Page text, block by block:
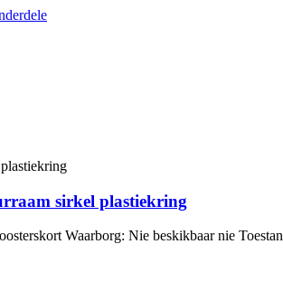
sirkel plastiekring
Waarborg: Nie beskikbaar nie